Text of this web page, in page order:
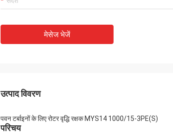
मेसेज भेजें
उत्पाद विवरण
पवन टर्बाइनों के लिए रोटर वृद्धि रक्षक MYS14 1000/15-3PE(S)
परिचय